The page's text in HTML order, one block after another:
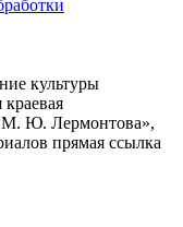
культуры
М. Ю. Лермонтова»,
прямая ссылка